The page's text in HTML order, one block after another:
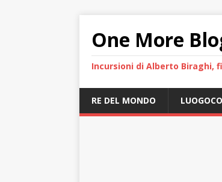
One More
Incursioni di Alberto Biraghi,
RE DEL MONDO